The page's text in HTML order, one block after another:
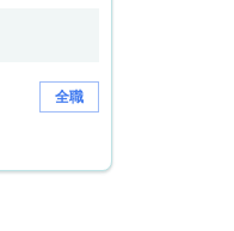
全職